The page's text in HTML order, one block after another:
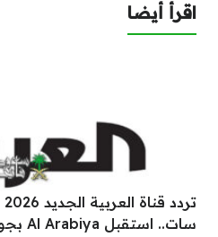
اقرأ أيضا
سات.. استقبل Al Arabiya بجودة عالية